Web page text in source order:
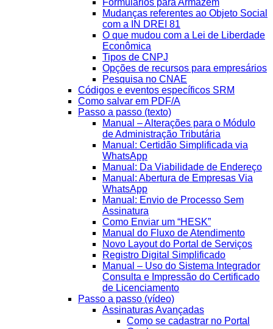
Formulários para Armazém
Mudanças referentes ao Objeto Social
com a IN DREI 81
O que mudou com a Lei de Liberdade
Econômica
Tipos de CNPJ
Opções de recursos para empresários
Pesquisa no CNAE
Códigos e eventos específicos SRM
Como salvar em PDF/A
Passo a passo (texto)
Manual – Alterações para o Módulo
de Administração Tributária
Manual: Certidão Simplificada via
WhatsApp
Manual: Da Viabilidade de Endereço
Manual: Abertura de Empresas Via
WhatsApp
Manual: Envio de Processo Sem
Assinatura
Como Enviar um “HESK”
Manual do Fluxo de Atendimento
Novo Layout do Portal de Serviços
Registro Digital Simplificado
Manual – Uso do Sistema Integrador
Consulta e Impressão do Certificado
de Licenciamento
Passo a passo (vídeo)
Assinaturas Avançadas
Como se cadastrar no Portal